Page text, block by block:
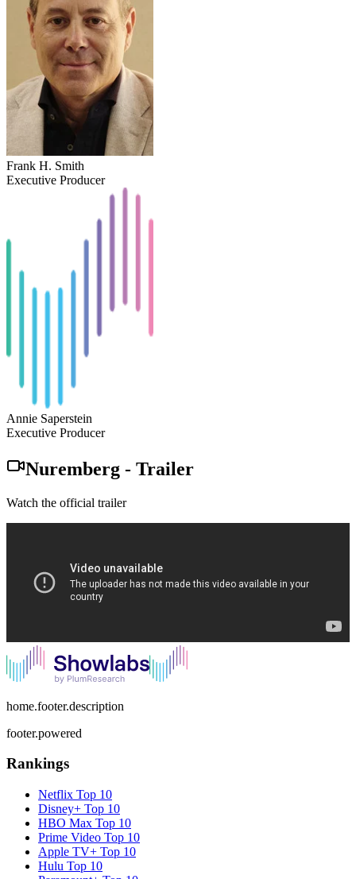
Frank H. Smith
Executive Producer
Annie Saperstein
Executive Producer
Nuremberg - Trailer
Watch the official trailer
home.footer.description
footer.powered
Rankings
Netflix Top 10
Disney+ Top 10
HBO Max Top 10
Prime Video Top 10
Apple TV+ Top 10
Hulu Top 10